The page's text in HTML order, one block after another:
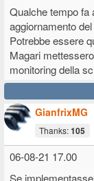
Qualche tempo fa
aggiornamento
Potrebbe essere
Magari
monitoring della
GianfrixMG
Thanks:105
06-08-21 17.00
Se